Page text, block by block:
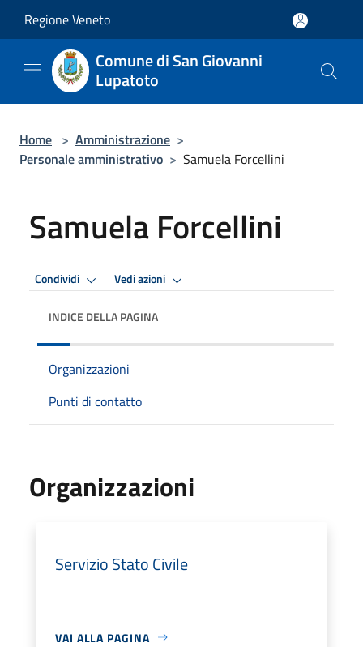
Regione Veneto
Comune di San Giovanni
Lupatoto
Home > Amministrazione >
Personale amministrativo > Samuela Forcellini
Samuela Forcellini
Condividi Vedi azioni
INDICE DELLA PAGINA
Organizzazioni
Punti di contatto
Organizzazioni
Servizio Stato Civile
VAI ALLA PAGINA